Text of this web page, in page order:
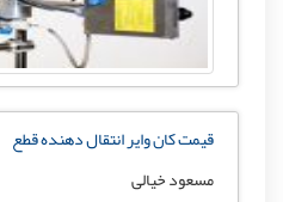
قیمت کان وایر انتقال دهنده قطع
مسعود خیالی